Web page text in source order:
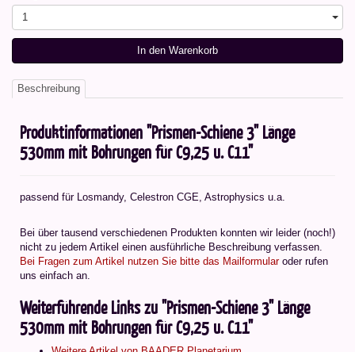
1
In den Warenkorb
Beschreibung
Produktinformationen "Prismen-Schiene 3" Länge
530mm mit Bohrungen für C9,25 u. C11"
passend für Losmandy, Celestron CGE, Astrophysics u.a.
Bei über tausend verschiedenen Produkten konnten wir leider (noch!)
nicht zu jedem Artikel einen ausführliche Beschreibung verfassen.
Bei Fragen zum Artikel nutzen Sie bitte das Mailformularoder rufen
uns einfach an.
Weiterführende Links zu "Prismen-Schiene 3" Länge
530mm mit Bohrungen für C9,25 u. C11"